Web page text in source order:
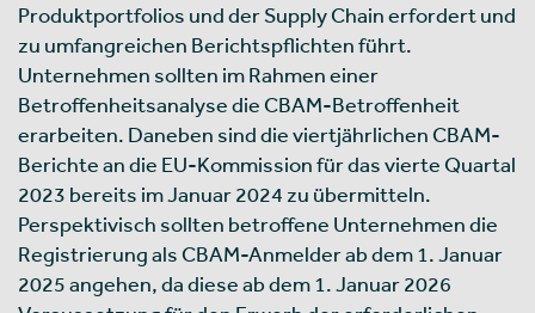
Produktportfolios und der Supply Chain erfordert und
zu umfangreichen Berichtspflichten führt.
Unternehmen sollten im Rahmen einer
Betroffenheitsanalyse die CBAM-Betroffenheit
erarbeiten. Daneben sind die viertjährlichen CBAM-
Berichte an die EU-Kommission für das vierte Quartal
2023 bereits im Januar 2024 zu übermitteln.
Perspektivisch sollten betroffene Unternehmen die
Registrierung als CBAM-Anmelder ab dem 1. Januar
2025 angehen, da diese ab dem 1. Januar 2026